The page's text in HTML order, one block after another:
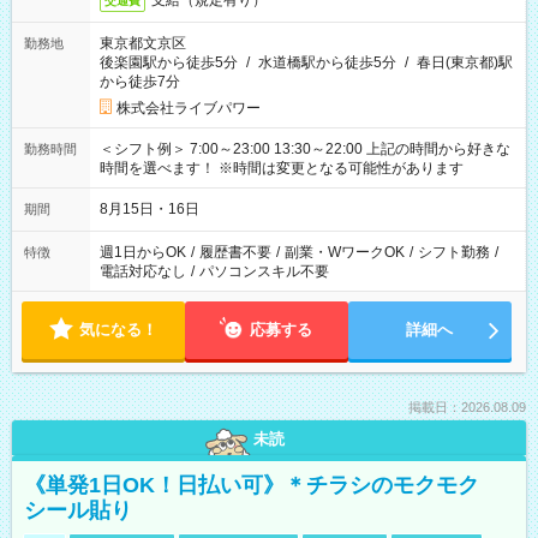
勤務地
東京都文京区
後楽園駅から徒歩5分 / 水道橋駅から徒歩5分 / 春日(東京都)駅
から徒歩7分
株式会社ライブパワー
勤務時間
＜シフト例＞ 7:00～23:00 13:30～22:00 上記の時間から好きな
時間を選べます！ ※時間は変更となる可能性があります
期間 8月15日・16日
特徴 週1日からOK / 履歴書不要 / 副業・WワークOK / シフト勤務 /
電話対応なし / パソコンスキル不要
気になる！ 応募する 詳細へ
掲載日：2026.08.09
未読
《単発1日OK！日払い可》＊チラシのモクモク
シール貼り